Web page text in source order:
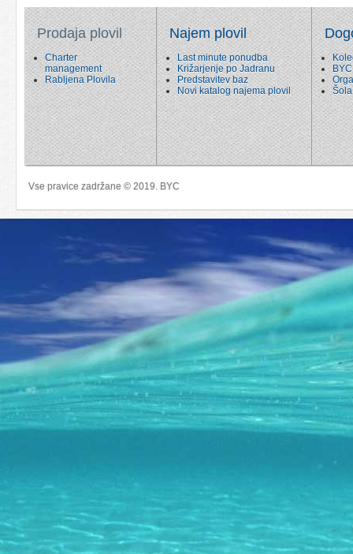
Prodaja plovil
Charter
management
Rabljena Plovila
Najem plovil
Last minute ponudba
Križarjenje po Jadranu
Predstavitev baz
Novi katalog najema plovil
Vse pravice zadržane © 2019. BYC